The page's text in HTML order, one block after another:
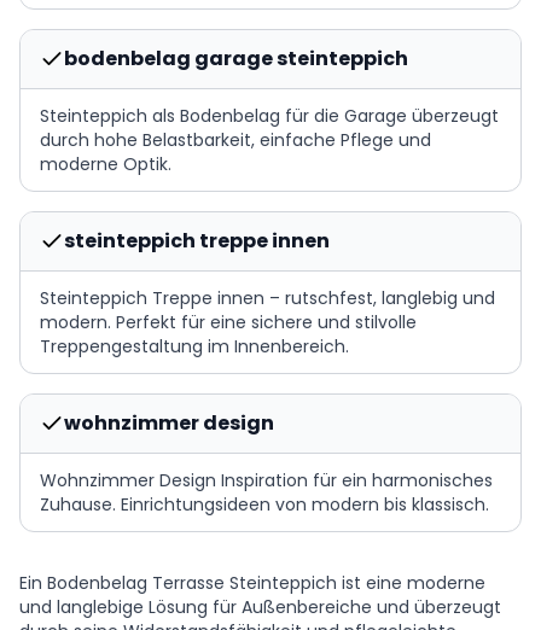
bodenbelag garage steinteppich
Steinteppich als Bodenbelag für die Garage überzeugt
durch hohe Belastbarkeit, einfache Pflege und
moderne Optik.
steinteppich treppe innen
Steinteppich Treppe innen – rutschfest, langlebig und
modern. Perfekt für eine sichere und stilvolle
Treppengestaltung im Innenbereich.
wohnzimmer design
Wohnzimmer Design Inspiration für ein harmonisches
Zuhause. Einrichtungsideen von modern bis klassisch.
Ein Bodenbelag Terrasse Steinteppich ist eine moderne
und langlebige Lösung für Außenbereiche und überzeugt